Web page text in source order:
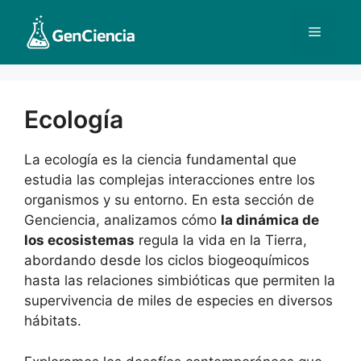
contenido
Menú
Ecología
La ecología es la ciencia fundamental que
estudia las complejas interacciones entre los
organismos y su entorno. En esta sección de
Genciencia, analizamos cómo la dinámica de
los ecosistemas regula la vida en la Tierra,
abordando desde los ciclos biogeoquímicos
hasta las relaciones simbióticas que permiten la
supervivencia de miles de especies en diversos
hábitats.